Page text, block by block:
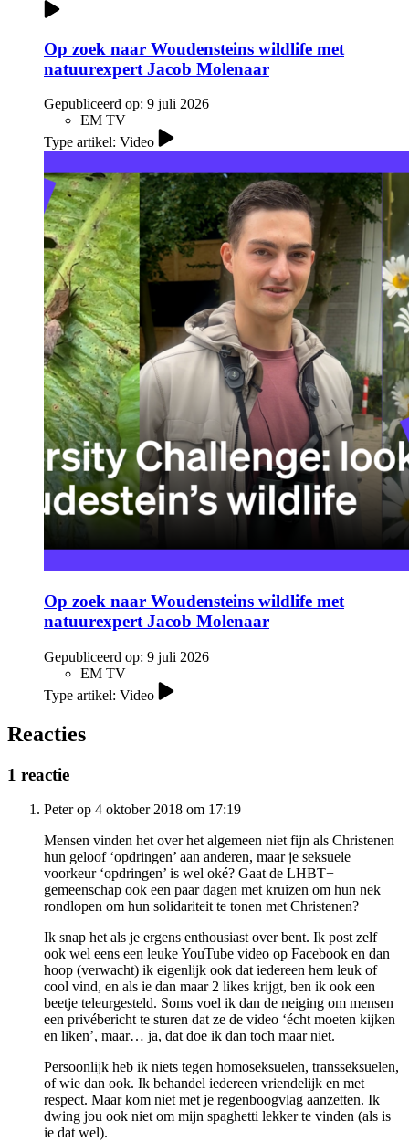
Op zoek naar Woudensteins wildlife met
natuurexpert Jacob Molenaar
Gepubliceerd op: 9 juli 2026
EM TV
Type artikel: Video
Op zoek naar Woudensteins wildlife met
natuurexpert Jacob Molenaar
Gepubliceerd op: 9 juli 2026
EM TV
Type artikel: Video
Reacties
1 reactie
Peter op 4 oktober 2018 om 17:19
Mensen vinden het over het algemeen niet fijn als Christenen
hun geloof ‘opdringen’ aan anderen, maar je seksuele
voorkeur ‘opdringen’ is wel oké? Gaat de LHBT+
gemeenschap ook een paar dagen met kruizen om hun nek
rondlopen om hun solidariteit te tonen met Christenen?
Ik snap het als je ergens enthousiast over bent. Ik post zelf
ook wel eens een leuke YouTube video op Facebook en dan
hoop (verwacht) ik eigenlijk ook dat iedereen hem leuk of
cool vind, en als ie dan maar 2 likes krijgt, ben ik ook een
beetje teleurgesteld. Soms voel ik dan de neiging om mensen
een privébericht te sturen dat ze de video ‘écht moeten kijken
en liken’, maar… ja, dat doe ik dan toch maar niet.
Persoonlijk heb ik niets tegen homoseksuelen, transseksuelen,
of wie dan ook. Ik behandel iedereen vriendelijk en met
respect. Maar kom niet met je regenboogvlag aanzetten. Ik
dwing jou ook niet om mijn spaghetti lekker te vinden (als is
ie dat wel).